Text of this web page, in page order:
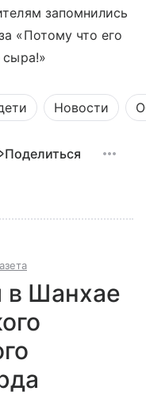
запомнились
«Потому что его
сыра!»
Новости
Поделиться
в Шанхае